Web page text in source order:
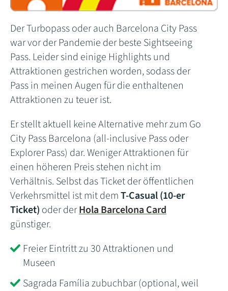
Der Turbopass oder auch Barcelona City Pass
war vor der Pandemie der beste Sightseeing
Pass. Leider sind einige Highlights und
Attraktionen gestrichen worden, sodass der
Pass in meinen Augen für die enthaltenen
Attraktionen zu teuer ist.
Er stellt aktuell keine Alternative mehr zum Go
City Pass Barcelona (all-inclusive Pass oder
Explorer Pass) dar. Weniger Attraktionen für
einen höheren Preis stehen nicht im
Verhältnis. Selbst das Ticket der öffentlichen
Verkehrsmittel ist mit demT-Casual (10-er
Ticket) oder derHola Barcelona Card
günstiger.
Freier Eintritt zu 30 Attraktionen und
Museen
Sagrada Família zubuchbar (optional, weil